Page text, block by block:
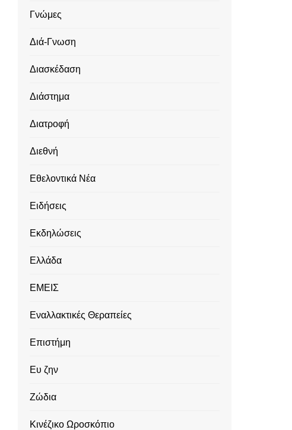
Γνώμες
Διά-Γνωση
Διασκέδαση
Διάστημα
Διατροφή
Διεθνή
Εθελοντικά Νέα
Ειδήσεις
Εκδηλώσεις
Ελλάδα
ΕΜΕΙΣ
Εναλλακτικές Θεραπείες
Επιστήμη
Ευ ζην
Ζώδια
Κινέζικο Ωροσκόπιο